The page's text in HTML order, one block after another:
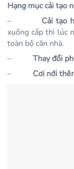
Hạng mục cải tạo
–
Cải tạo
xuống cấp thì lúc
toàn bộ căn nhà.
–
Thay đổi
–
Cơi nới